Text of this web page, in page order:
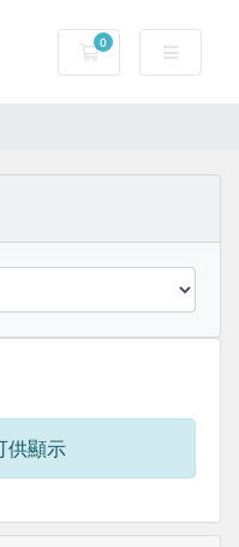
0
購物車
供顯示